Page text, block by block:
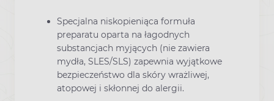
Specjalna niskopieniąca formuła
preparatu oparta na łagodnych
substancjach myjących (nie zawiera
mydła, SLES/SLS) zapewnia wyjątkowe
bezpieczeństwo dla skóry wrażliwej,
atopowej i skłonnej do alergii.